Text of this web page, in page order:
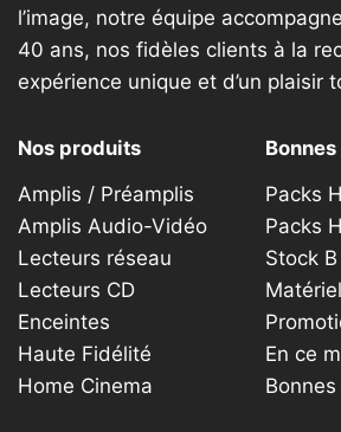
l’image, notre équipe
40 ans, nos fidèles clients à la
expérience unique et d’un plaisir
Nos produits
Amplis / Préamplis
Amplis Audio-Vidéo
Lecteurs réseau
Lecteurs CD
Enceintes
Haute Fidélité
Home Cinema
Packs
Packs
Stock B
En ce